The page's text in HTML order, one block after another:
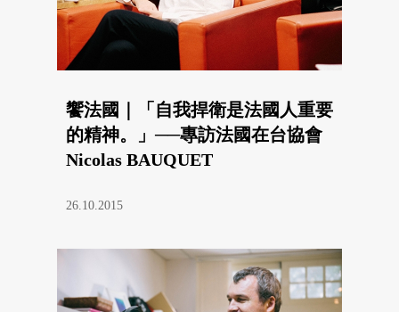
饗法國｜「自我捍衛是法國人重要
的精神。」──專訪法國在台協會
Nicolas BAUQUET
26.10.2015